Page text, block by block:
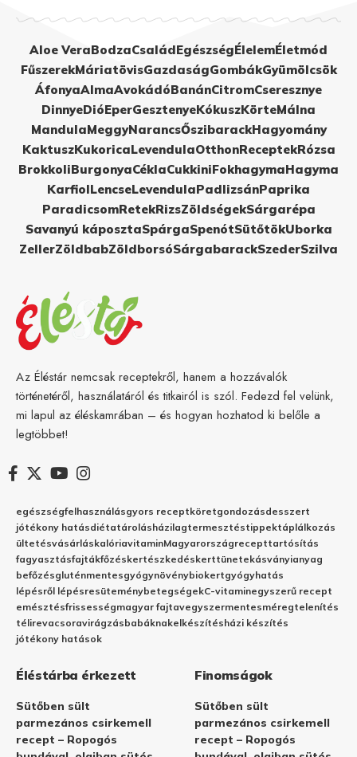
Aloe VeraBodzaCsaládEgészségÉlelemÉletmód
FűszerekMáriatövisGazdaságGombákGyümölcsök
ÁfonyaAlmaAvokádóBanánCitromCseresznye
DinnyeDióEperGesztenyeKókuszKörteMálna
MandulaMeggyNarancsŐszibarackHagyomány
KaktuszKukoricaLevendulaOtthonReceptekRózsa
BrokkoliBurgonyaCéklaCukkiniFokhagymaHagyma
KarfiolLencseLevendulaPadlizsánPaprika
ParadicsomRetekRizsZöldségekSárgarépa
Savanyú káposztaSpárgaSpenótSütőtökUborka
ZellerZöldbabZöldborsóSárgabarackSzederSzilva
Az Éléstár nemcsak receptekről, hanem a hozzávalók
történetéről, használatáról és titkairól is szól. Fedezd fel velünk,
mi lapul az éléskamrában – és hogyan hozhatod ki belőle a
legtöbbet!
egészségfelhasználásgyors receptköretgondozásdesszert
jótékony hatásdiétatárolásházilagtermesztéstippektáplálkozás
ültetésvásárláskalóriavitaminMagyarországrecepttartósítás
fagyasztásfajtákfőzéskertészkedéskerttünetekásványianyag
befőzésgluténmentesgyógynövénybiokertgyógyhatás
lépésről lépésresüteménybetegségekC-vitaminegyszerű recept
emésztésfrissességmagyar fajtavegyszermentesméregtelenítés
télirevacsoravirágzásbabáknakelkészítésházi készítés
jótékony hatások
Éléstárba érkezett
Sütőben sült
parmezános csirkemell
recept – Ropogós
Finomságok
Sütőben sült
parmezános csirkemell
recept – Ropogós